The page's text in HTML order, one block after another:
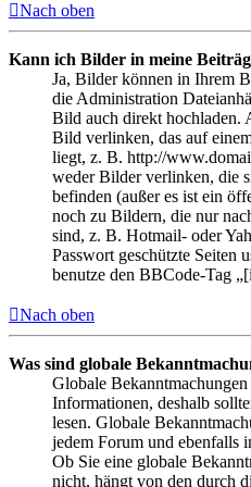
Nach oben
Kann ich Bilder in meine
Ja, Bilder können in Ihrem
die Administration
Bild auch direkt hochladen.
Bild verlinken, das auf
liegt, z. B. http://
weder Bilder verlinken, die
befinden (außer es ist ein
noch zu Bildern, die nur
sind, z. B. Hotmail- oder
Passwort geschützte Seiten
benutze den BBCode-Tag
Nach oben
Was sind globale
Globale
Informationen, deshalb
lesen. Globale
jedem Forum und ebenfalls
Ob Sie eine globale
nicht, hängt von den durch